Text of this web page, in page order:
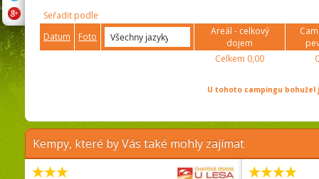
Seřadit podle
Datum
Foto
Areál - celkový
dojem
Celkem 0,00
U tohoto campingu
Kempy, které by Vás také mohly zajímat